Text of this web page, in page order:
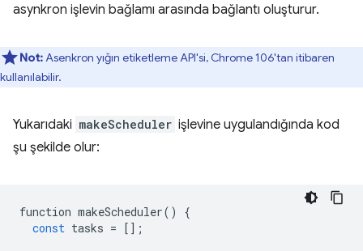
asynkron işlevin bağlamı arasında bağlantı oluşturur.
Not: Asenkron yığın etiketleme API'si, Chrome 106'tan itibaren
kullanılabilir.
Yukarıdaki makeScheduler işlevine uygulandığında kod
şu şekilde olur:
function makeScheduler()
{
const tasks = [];